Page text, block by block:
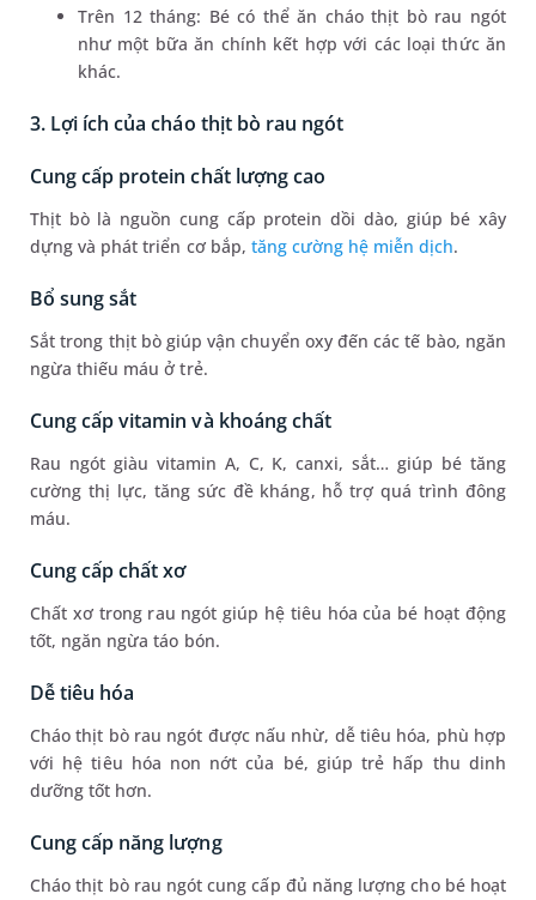
Trên 12 tháng: Bé có thể ăn cháo thịt bò rau ngót
như một bữa ăn chính kết hợp với các loại thức ăn
khác.
3. Lợi ích của cháo thịt bò rau ngót
Cung cấp protein chất lượng cao
Thịt bò là nguồn cung cấp protein dồi dào, giúp bé xây
dựng và phát triển cơ bắp, tăng cường hệ miễn dịch.
Bổ sung sắt
Sắt trong thịt bò giúp vận chuyển oxy đến các tế bào, ngăn
ngừa thiếu máu ở trẻ.
Cung cấp vitamin và khoáng chất
Rau ngót giàu vitamin A, C, K, canxi, sắt… giúp bé tăng
cường thị lực, tăng sức đề kháng, hỗ trợ quá trình đông
máu.
Cung cấp chất xơ
Chất xơ trong rau ngót giúp hệ tiêu hóa của bé hoạt động
tốt, ngăn ngừa táo bón.
Dễ tiêu hóa
Cháo thịt bò rau ngót được nấu nhừ, dễ tiêu hóa, phù hợp
với hệ tiêu hóa non nớt của bé, giúp trẻ hấp thu dinh
dưỡng tốt hơn.
Cung cấp năng lượng
Cháo thịt bò rau ngót cung cấp đủ năng lượng cho bé hoạt